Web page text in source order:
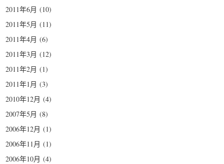
2011年6月 (10)
2011年5月 (11)
2011年4月 (6)
2011年3月 (12)
2011年2月 (1)
2011年1月 (3)
2010年12月 (4)
2007年5月 (8)
2006年12月 (1)
2006年11月 (1)
2006年10月 (4)